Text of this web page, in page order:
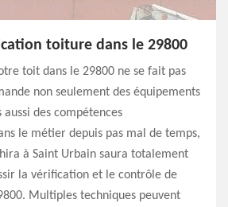
toiture dans le 29800
toit dans le 29800 ne se fait pas
non seulement des équipements
des compétences
le métier depuis pas mal de temps,
à Saint Urbain saura totalement
la vérification et le contrôle de
Multiples techniques peuvent